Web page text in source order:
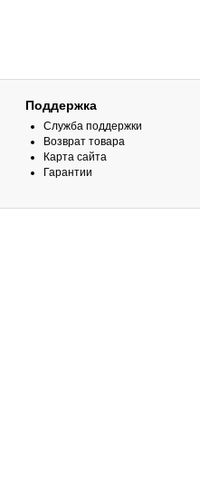
Поддержка
Служба поддержки
Возврат товара
Карта сайта
Гарантии